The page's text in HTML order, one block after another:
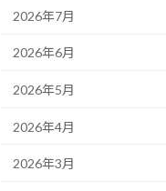
2026年7月
2026年6月
2026年5月
2026年4月
2026年3月